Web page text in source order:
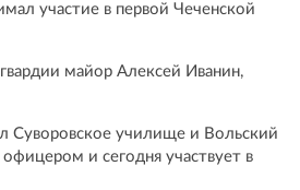
участие в первой Чеченской
майор Алексей Иванин,
училище и Вольский
и сегодня участвует в